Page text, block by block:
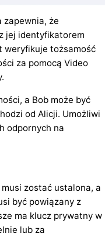
że
jej identyfikatorem
weryfikuje tożsamość
za pomocą Video
a Bob może być
od Alicji. Umożliwi
odpornych na
zostać ustalona, a
być powiązany z
ma klucz prywatny w
lub za